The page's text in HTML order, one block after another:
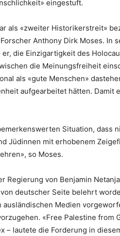
eingestuft.
als «zweiter Historikerstreit»
Anthony Dirk Moses. In
die Einzigartigkeit des
die Meinungsfreiheit
als «gute Menschen»
aufgearbeitet hätten. Damit
Situation, dass
Jüdinnen mit erhobenem
so Moses.
Regierung von Benjamin
deutscher Seite belehrt
Medien
«Free Palestine from
– lautete die Forderung in